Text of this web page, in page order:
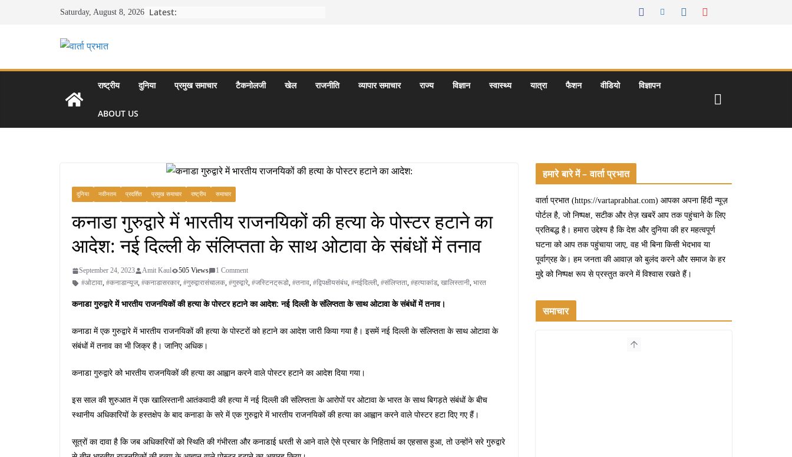
Saturday, August 8, 2026 Latest:
राष्ट्रीय दुनिया प्रमुख समाचार टैकनोलजी खेल राजनीति व्यापार समाचार राज्य विज्ञान स्वास्थ्य यात्रा फैशन वीडियो विज्ञापन
ABOUT US
दुनिया नवीनतम प्रदर्शित प्रमुख समाचार राष्ट्रीय समाचार
कनाडा गुरुद्वारे में भारतीय राजनयिकों की हत्या के पोस्टर हटाने का
आदेश: नई दिल्ली के संलिप्तता के साथ ओटावा के संबंधों में तनाव
September 24, 2023 Amit Kaul 505 Views
1 Comment
#ओटावा, #कनाडान्यूज, #कनाडासरकार, #गुरुद्वारासंचालक, #गुरुद्वारे, #जस्टिनट्रूडो, #तनाव, #द्विपक्षीयसंबंध, #नईदिल्ली, #संलिप्तता, #हत्याकांड, खालिस्तानी, भारत
कनाडा गुरुद्वारे में भारतीय राजनयिकों की हत्या के पोस्टर हटाने का आदेश: नई दिल्ली के संलिप्तता के साथ ओटावा के संबंधों में तनाव।
कनाडा में एक गुरुद्वारे में भारतीय राजनयिकों की हत्या के पोस्टरों को हटाने का आदेश जारी किया गया है। इसमें नई दिल्ली के संलिप्तता के साथ ओटावा के
संबंधों में तनाव का भी जिक्र है। जानिए अधिक।
कनाडा गुरुद्वारे को भारतीय राजनयिकों की हत्या का आह्वान करने वाले पोस्टर हटाने का आदेश दिया गया।
इस साल की शुरुआत में एक खालिस्तानी आतंकवादी की हत्या में नई दिल्ली की संलिप्तता के आरोपों पर ओटावा के भारत के साथ बिगड़ते संबंधों के बीच
स्थानीय अधिकारियों के हस्तक्षेप के बाद कनाडा के सरे में एक गुरुद्वारे में भारतीय राजनयिकों की हत्या का आह्वान करने वाले पोस्टर हटा दिए गए हैं।
सूत्रों का दावा है कि जब अधिकारियों को स्थिति की गंभीरता और कनाडाई धरती से आने वाले ऐसे प्रचार के निहितार्थ का एहसास हुआ, तो उन्होंने सरे गुरुद्वारे
हमारे बारे में – वार्ता प्रभात
वार्ता प्रभात (https://vartaprabhat.com) आपका अपना हिंदी न्यूज़
पोर्टल है, जो निष्पक्ष, सटीक और तेज़ खबरें आप तक पहुंचाने के लिए
प्रतिबद्ध है। हमारा उद्देश्य है कि देश और दुनिया की हर महत्वपूर्ण
घटना को आप तक पहुंचाया जाए, वह भी बिना किसी भेदभाव या
पूर्वाग्रह के। हम जनता की आवाज़ को बुलंद करने और समाज के हर
मुद्दे को निष्पक्ष रूप से प्रस्तुत करने में विश्वास रखते हैं।
समाचार